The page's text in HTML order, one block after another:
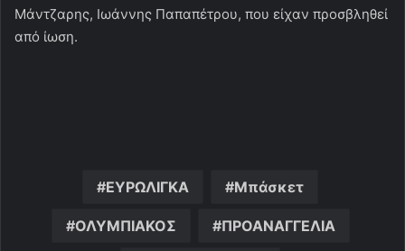
Μάντζαρης, Ιωάννης Παπαπέτρου, που είχαν προσβληθεί
από ίωση.
ΕΥΡΩΛΙΓΚΑ Μπάσκετ
ΟΛΥΜΠΙΑΚΟΣ ΠΡΟΑΝΑΓΓΕΛΙΑ